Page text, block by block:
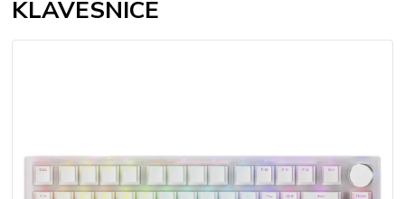
KLÁVESNICE